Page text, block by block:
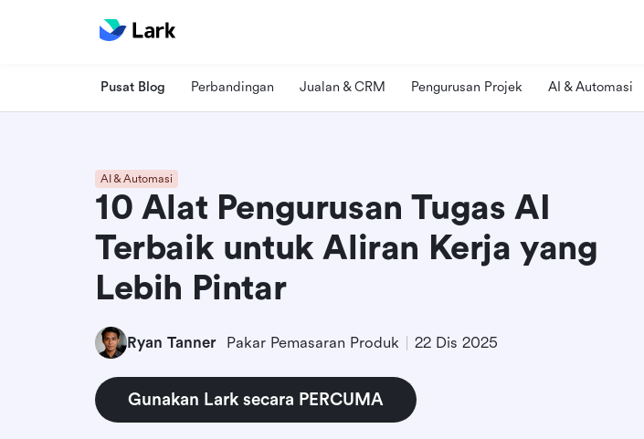
Pusat Blog Perbandingan Jualan & CRM Pengurusan Projek AI & Automasi
AI & Automasi
10 Alat Pengurusan Tugas AI
Terbaik untuk Aliran Kerja yang
Lebih Pintar
Ryan Tanner Pakar Pemasaran Produk 22 Dis 2025
Gunakan Lark secara PERCUMA